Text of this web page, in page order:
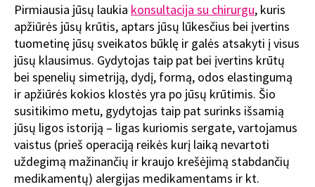
Pirmiausia jūsų laukia konsultacija su chirurgu, kuris
apžiūrės jūsų krūtis, aptars jūsų lūkesčius bei įvertins
tuometinę jūsų sveikatos būklę ir galės atsakyti į visus
jūsų klausimus. Gydytojas taip pat bei įvertins krūtų
bei spenelių simetriją, dydį, formą, odos elastingumą
ir apžiūrės kokios klostės yra po jūsų krūtimis. Šio
susitikimo metu, gydytojas taip pat surinks išsamią
jūsų ligos istoriją – ligas kuriomis sergate, vartojamus
vaistus (prieš operaciją reikės kurį laiką nevartoti
uždegimą mažinančių ir kraujo krešėjimą stabdančių
medikamentų) alergijas medikamentams ir kt.